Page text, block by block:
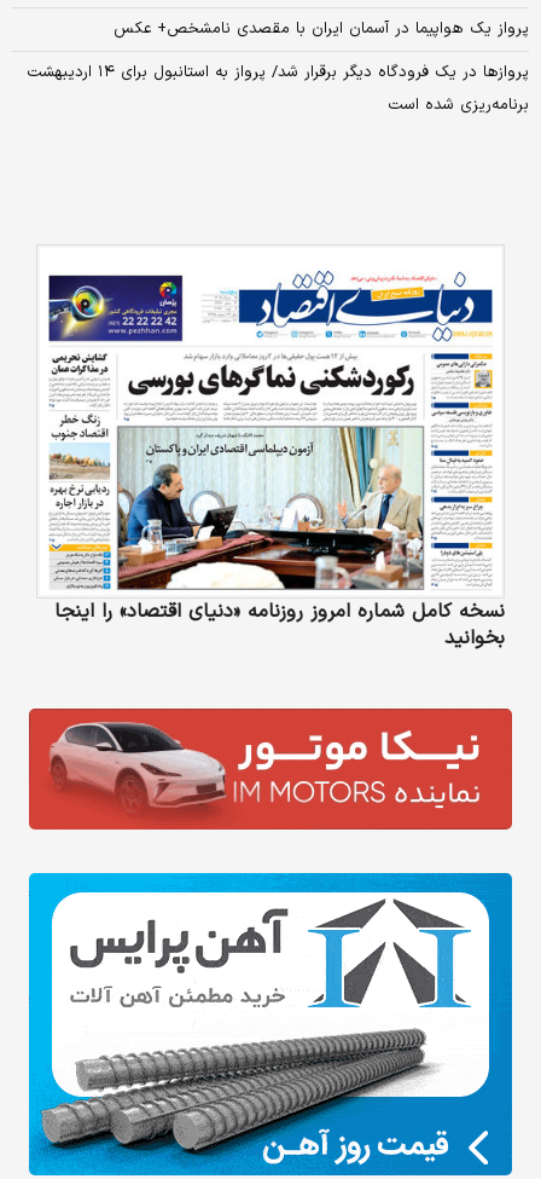
پرواز یک هواپیما در آسمان ایران با مقصدی نامشخص+ عکس
پروازها در یک فرودگاه دیگر برقرار شد/ پرواز به استانبول برای ۱۴ اردیبهشت
برنامه‌ریزی شده است
نسخه کامل شماره امروز روزنامه «دنیای‌ اقتصاد» را اینجا
بخوانید